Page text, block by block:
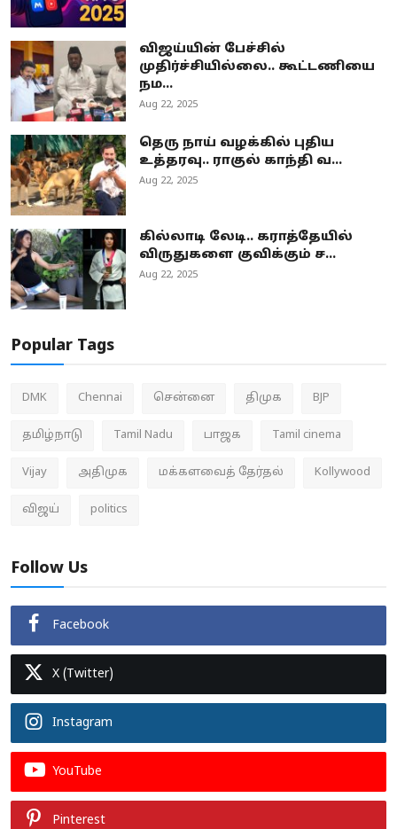
விஜய்யின் பேச்சில்
முதிர்ச்சியில்லை.. கூட்டணியை
நம...
Aug 22, 2025
தெரு நாய் வழக்கில் புதிய
உத்தரவு.. ராகுல் காந்தி வ...
Aug 22, 2025
கில்லாடி லேடி.. கராத்தேயில்
விருதுகளை குவிக்கும் ச...
Aug 22, 2025
Popular Tags
DMK Chennai சென்னை திமுக BJP
தமிழ்நாடு Tamil Nadu பாஜக Tamil cinema
Vijay அதிமுக மக்களவைத் தேர்தல் Kollywood
விஜய் politics
Follow Us
Facebook
X (Twitter)
Instagram
YouTube
Pinterest